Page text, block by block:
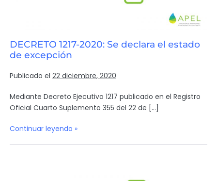
DECRETO 1217-2020: Se declara el estado
de excepción
Publicado el 22 diciembre, 2020
Mediante Decreto Ejecutivo 1217 publicado en el Registro
Oficial Cuarto Suplemento 355 del 22 de […]
Continuar leyendo »